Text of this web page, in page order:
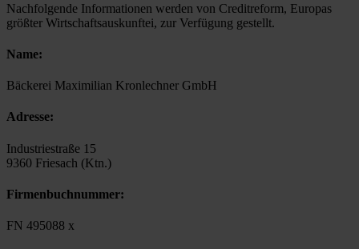
Nachfolgende Informationen werden von Creditreform, Europas
größter Wirtschafts­auskunftei, zur Verfügung gestellt.
Name:
Bäckerei Maximilian Kronlechner GmbH
Adresse:
Industriestraße 15
9360 Friesach (Ktn.)
Firmenbuchnummer:
FN 495088 x